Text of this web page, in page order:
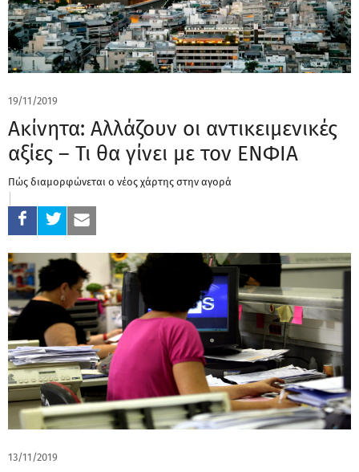
19/11/2019
Ακίνητα: Αλλάζουν οι αντικειμενικές
αξίες – Τι θα γίνει με τον ΕΝΦΙΑ
Πώς διαμορφώνεται ο νέος χάρτης στην αγορά
13/11/2019